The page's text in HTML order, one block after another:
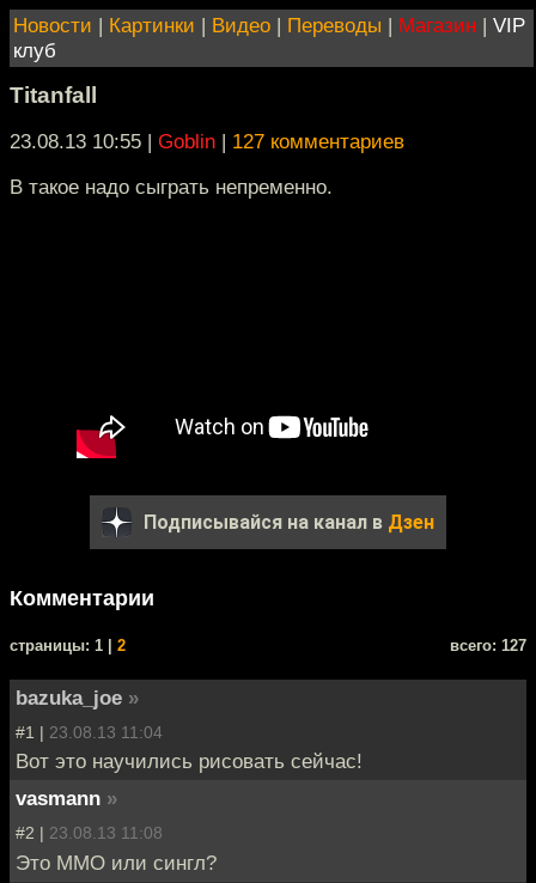
Новости | Картинки | Видео | Переводы | Магазин | VIP
клуб
Titanfall
23.08.13 10:55 | Goblin | 127 комментариев
В такое надо сыграть непременно.
Подписывайся на канал в Дзен
Комментарии
cтраницы: 1 | 2 всего: 127
bazuka_joe »
#1 | 23.08.13 11:04
Вот это научились рисовать сейчас!
vasmann »
#2 | 23.08.13 11:08
Это ММО или сингл?